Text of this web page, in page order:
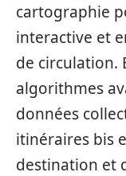
cartographie
interactive et
de circulation.
algorithmes
données
itinéraires bis
destination et